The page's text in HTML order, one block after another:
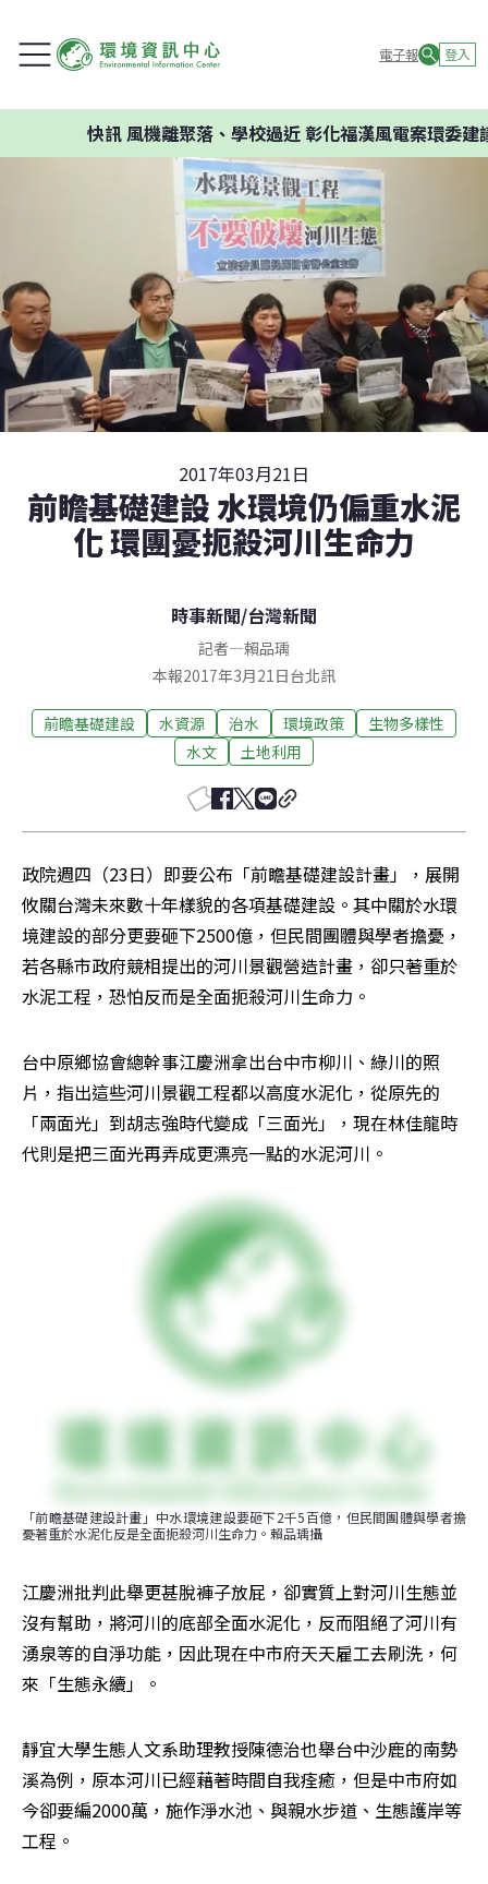
電子報 登入
風機離聚落、學校過近 彰化福漢風電案環委建議不應
2017年03月21日
前瞻基礎建設 水環境仍偏重水泥
化 環團憂扼殺河川生命力
時事新聞/台灣新聞
記者—賴品瑀
本報2017年3月21日台北訊
前瞻基礎建設 水資源 治水 環境政策
生物多樣性
水文
土地利用
政院週四（23日）即要公布「前瞻基礎建設計畫」，展開
攸關台灣未來數十年樣貌的各項基礎建設。其中關於水環
境建設的部分更要砸下2500億，但民間團體與學者擔憂，
若各縣市政府競相提出的河川景觀營造計畫，卻只著重於
水泥工程，恐怕反而是全面扼殺河川生命力。
台中原鄉協會總幹事江慶洲拿出台中市柳川、綠川的照
片，指出這些河川景觀工程都以高度水泥化，從原先的
「兩面光」到胡志強時代變成「三面光」，現在林佳龍時
代則是把三面光再弄成更漂亮一點的水泥河川。
「前瞻基礎建設計畫」中水環境建設要砸下2千5百億，但民間團體與學者擔
憂著重於水泥化反是全面扼殺河川生命力。賴品瑀攝
江慶洲批判此舉更甚脫褲子放屁，卻實質上對河川生態並
沒有幫助，將河川的底部全面水泥化，反而阻絕了河川有
湧泉等的自淨功能，因此現在中市府天天雇工去刷洗，何
來「生態永續」。
靜宜大學生態人文系助理教授陳德治也舉台中沙鹿的南勢
溪為例，原本河川已經藉著時間自我痊癒，但是中市府如
今卻要編2000萬，施作淨水池、與親水步道、生態護岸等
工程。